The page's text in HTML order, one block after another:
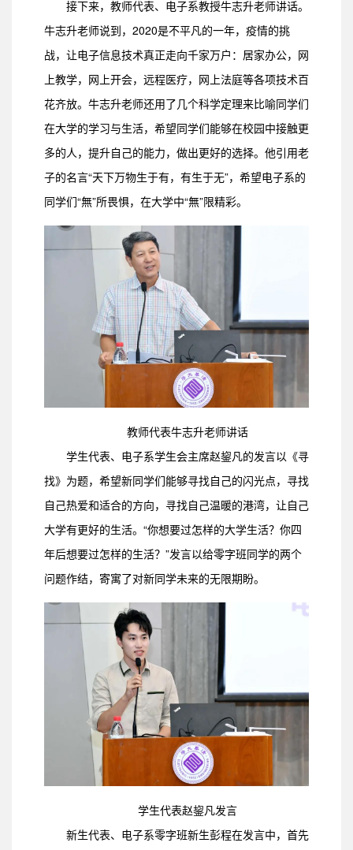
接下来，教师代表、电子系教授牛志升老师讲话。
牛志升老师说到，2020是不平凡的一年，疫情的挑
战，让电子信息技术真正走向千家万户：居家办公，网
上教学，网上开会，远程医疗，网上法庭等各项技术百
花齐放。牛志升老师还用了几个科学定理来比喻同学们
在大学的学习与生活，希望同学们能够在校园中接触更
多的人，提升自己的能力，做出更好的选择。他引用老
子的名言“天下万物生于有，有生于无”，希望电子系的
同学们“無”所畏惧，在大学中“無”限精彩。
教师代表牛志升老师讲话
学生代表、电子系学生会主席赵鋆凡的发言以《寻
找》为题，希望新同学们能够寻找自己的闪光点，寻找
自己热爱和适合的方向，寻找自己温暖的港湾，让自己
大学有更好的生活。“你想要过怎样的大学生活？你四
年后想要过怎样的生活？”发言以给零字班同学的两个
问题作结，寄寓了对新同学未来的无限期盼。
学生代表赵鋆凡发言
新生代表、电子系零字班新生彭程在发言中，首先